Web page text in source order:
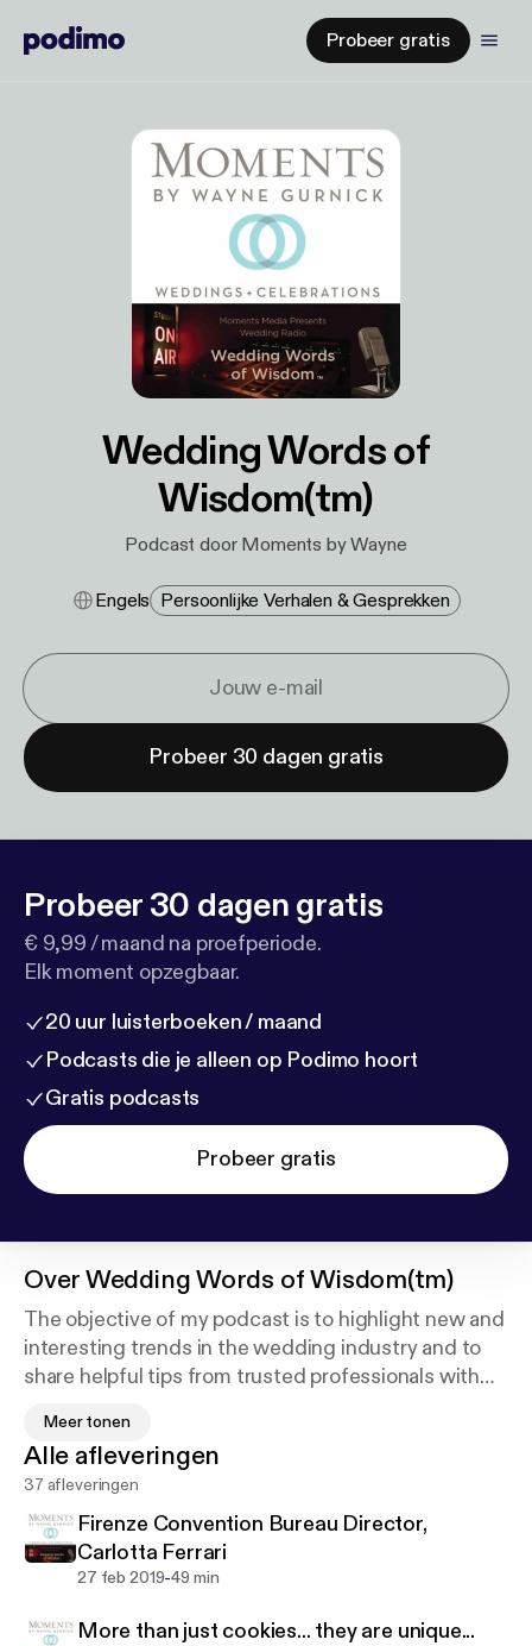
Probeer gratis
Wedding Words of
Wisdom(tm)
Podcast door Moments by Wayne
Engels Persoonlijke Verhalen & Gesprekken
Probeer 30 dagen gratis
Probeer 30 dagen gratis
€ 9,99 / maand na proefperiode.
Elk moment opzegbaar.
20 uur luisterboeken / maand
Podcasts die je alleen op Podimo hoort
Gratis podcasts
Probeer gratis
OverWedding Words of Wisdom(tm)
The objective of my podcast is to highlight new and
interesting trends in the wedding industry and to
share helpful tips from trusted professionals with
individuals that are knowledgeable and creative.
Enjoy the interviews.
Meer tonen
Alle afleveringen
37 afleveringen
Firenze Convention Bureau Director,
Carlotta Ferrari
27 feb 2019-49 min
More than just cookies... they are unique...